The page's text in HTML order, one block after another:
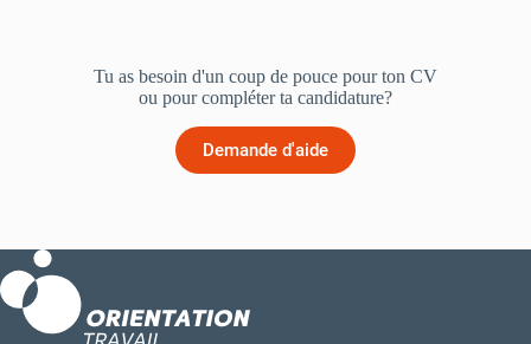
Tu as besoin d'un coup de pouce pour ton CV
ou pour compléter ta candidature?
Demande d'aide